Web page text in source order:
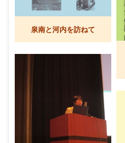
泉南と河内を訪ねて